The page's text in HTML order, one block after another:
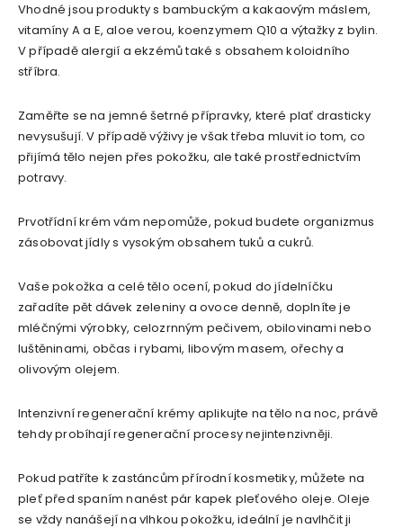
Vhodné jsou produkty s bambuckým a kakaovým máslem,
vitamíny A a E, aloe verou, koenzymem Q10 a výtažky z bylin.
V případě alergií a ekzémů také s obsahem koloidního
stříbra.
Zaměřte se na jemné šetrné přípravky, které plať drasticky
nevysušují. V případě výživy je však třeba mluvit io tom, co
přijímá tělo nejen přes pokožku, ale také prostřednictvím
potravy.
Prvotřídní krém vám nepomůže, pokud budete organizmus
zásobovat jídly s vysokým obsahem tuků a cukrů.
Vaše pokožka a celé tělo ocení, pokud do jídelníčku
zařadíte pět dávek zeleniny a ovoce denně, doplníte je
mléčnými výrobky, celozrnným pečivem, obilovinami nebo
luštěninami, občas i rybami, libovým masem, ořechy a
olivovým olejem.
Intenzivní regenerační krémy aplikujte na tělo na noc, právě
tehdy probíhají regenerační procesy nejintenzivněji.
Pokud patříte k zastáncům přírodní kosmetiky, můžete na
pleť před spaním nanést pár kapek pleťového oleje. Oleje
se vždy nanášejí na vlhkou pokožku, ideální je navlhčit ji